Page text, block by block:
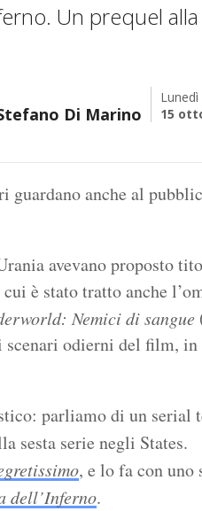
Un prequel alla
Di Marino
Lunedì
15
guardano anche al
avevano proposto
è stato tratto anche
Nemici di sangue
odierni del film, in
parliamo di un serial
sesta serie negli States.
, e lo fa con uno
dell’Inferno.